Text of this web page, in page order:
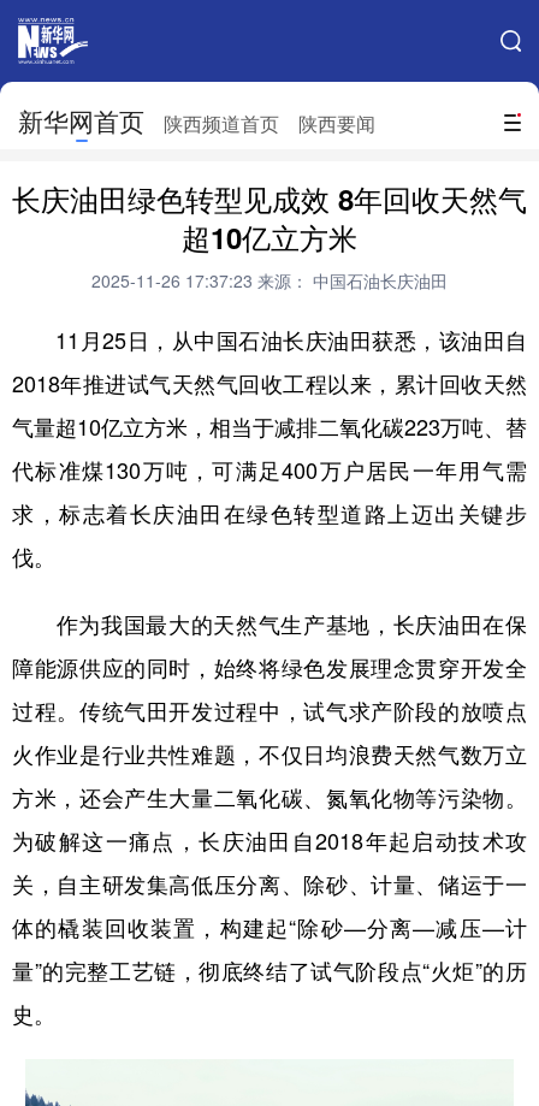
搜索
新华网首页 陕西频道首页 陕西要闻
网站地图
北京 天津 河北 山西
辽宁 吉林 上海 江苏
山东 河南 湖北 湖南
广东 广西 海南 重庆
四川 贵州 云南 西藏
陕西 甘肃 青海 宁夏
长庆油田绿色转型见成效 8年回收天然气
超10亿立方米
2025-11-26 17:37:23 来源： 中国石油长庆油田
11月25日，从中国石油长庆油田获悉，该油田自
2018年推进试气天然气回收工程以来，累计回收天然
气量超10亿立方米，相当于减排二氧化碳223万吨、替
代标准煤130万吨，可满足400万户居民一年用气需
求，标志着长庆油田在绿色转型道路上迈出关键步
伐。
作为我国最大的天然气生产基地，长庆油田在保
障能源供应的同时，始终将绿色发展理念贯穿开发全
过程。传统气田开发过程中，试气求产阶段的放喷点
火作业是行业共性难题，不仅日均浪费天然气数万立
方米，还会产生大量二氧化碳、氮氧化物等污染物。
为破解这一痛点，长庆油田自2018年起启动技术攻
关，自主研发集高低压分离、除砂、计量、储运于一
体的橇装回收装置，构建起“除砂—分离—减压—计
量”的完整工艺链，彻底终结了试气阶段点“火炬”的历
史。